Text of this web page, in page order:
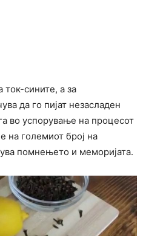
сините, а за
да го пијат незасладен
во успорување на процесот
на големиот број на
помнењето и меморијата.